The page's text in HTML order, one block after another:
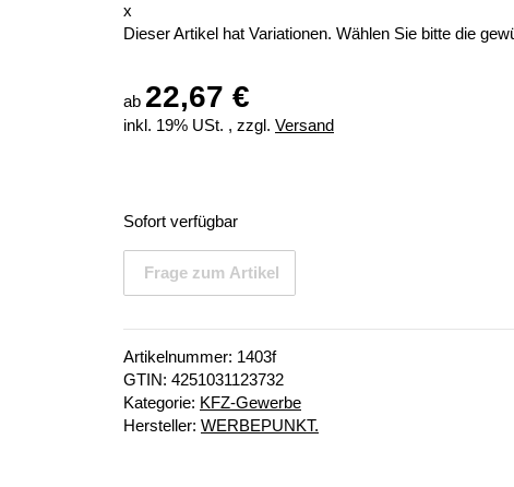
x
Dieser Artikel hat Variationen. Wählen Sie bitte die
ab 22,67 €
inkl. 19% USt. , zzgl. Versand
Sofort verfügbar
Frage zum Artikel
Artikelnummer: 1403f
GTIN: 4251031123732
Kategorie: KFZ-Gewerbe
Hersteller: WERBEPUNKT.